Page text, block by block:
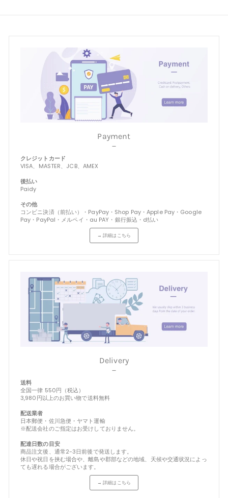
Payment
－
クレジットカード
VISA、MASTER、JCB、AMEX
後払い
Paidy
その他
コンビニ決済（前払い）・PayPay・Shop Pay・Apple Pay・Google
Pay・PayPal・メルペイ・au PAY・銀行振込・d払い
→ 詳細はこちら
Delivery
－
送料
全国一律 550円（税込）
3,980円以上のお買い物で送料無料
配送業者
日本郵便・佐川急便・ヤマト運輸
※配送会社のご指定はお受けしておりません。
配達日数の目安
商品注文後、通常2-3日前後で発送します。
休日や祝日を挟む場合や、離島や郡部などの地域、天候や交通状況によっ
ても遅れる場合がございます。
→ 詳細はこちら